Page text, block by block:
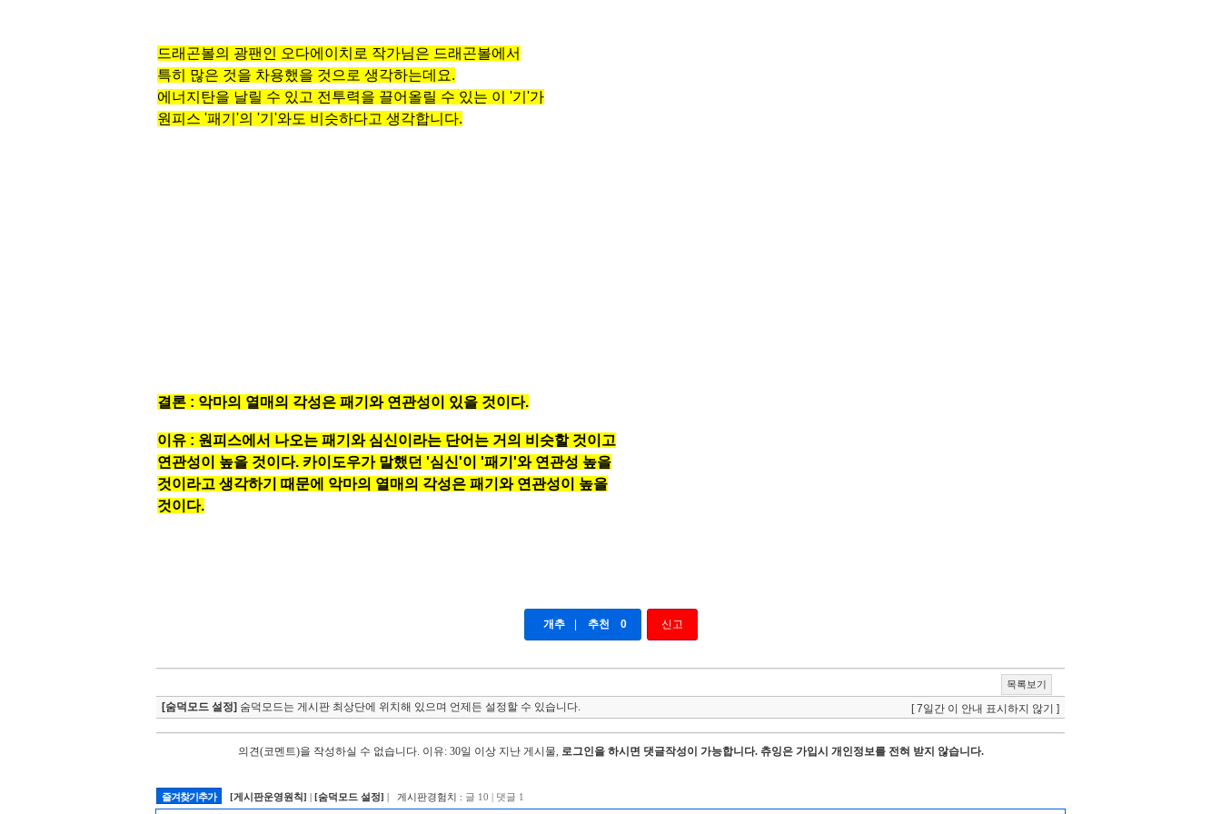
드래곤볼의 광팬인 오다에이치로 작가님은 드래곤볼에서
특히 많은 것을 차용했을 것으로 생각하는데요.
에너지탄을 날릴 수 있고 전투력을 끌어올릴 수 있는 이 '기'가
원피스 '패기'의 '기'와도 비슷하다고 생각합니다.
결론 : 악마의 열매의 각성은 패기와 연관성이 있을 것이다.
이유 : 원피스에서 나오는 패기와 심신이라는 단어는 거의 비슷할 것이고
연관성이 높을 것이다. 카이도우가 말했던 '심신'이 '패기'와 연관성 높을
것이라고 생각하기 때문에 악마의 열매의 각성은 패기와 연관성이 높을
것이다.
개추 추천 0 신고
목록보기
[숨덕모드 설정] 숨덕모드는 게시판 최상단에 위치해 있으며 언제든 설정할 수 있습니다. [ 7일간 이 안내 표시하지 않기 ]
의견(코멘트)을 작성하실 수 없습니다. 이유: 30일 이상 지난 게시물, 로그인을 하시면 댓글작성이 가능합니다. 츄잉은 가입시 개인정보를 전혀 받지 않습니다.
즐겨찾기추가 [게시판운영원칙] | [숨덕모드 설정] | 게시판경험치 : 글 10 | 댓글 1